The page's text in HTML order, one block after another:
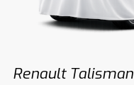
Renault Talisman